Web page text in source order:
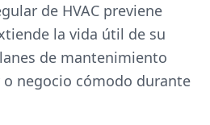
de HVAC previene
la vida útil de su
de mantenimiento
negocio cómodo durante